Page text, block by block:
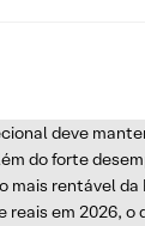
deve
do forte
rentável
em 2026,